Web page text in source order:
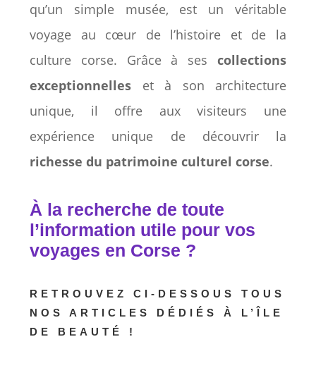
qu’un simple musée, est un véritable
voyage au cœur de l’histoire et de la
culture corse. Grâce à ses collections
exceptionnelles et à son architecture
unique, il offre aux visiteurs une
expérience unique de découvrir la
richesse du patrimoine culturel corse.
À la recherche de toute
l’information utile pour vos
voyages en Corse ?
RETROUVEZ CI-DESSOUS TOUS
NOS ARTICLES DÉDIÉS À L’ÎLE
DE BEAUTÉ !